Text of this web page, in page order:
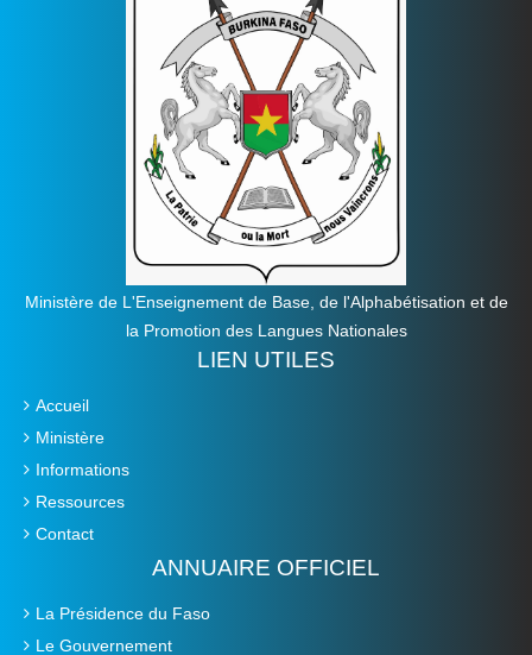
Ministère de L'Enseignement de Base, de l'Alphabétisation et de
la Promotion des Langues Nationales
LIEN UTILES
Accueil
Ministère
Informations
Ressources
Contact
ANNUAIRE OFFICIEL
La Présidence du Faso
Le Gouvernement